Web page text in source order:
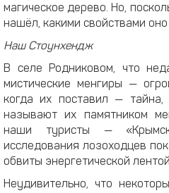
магическое дерево. Но,
нашёл, какими свойствами
Наш Стоунхендж
В селе Родниковом, что
мистические менгиры —
когда их поставил — тайна,
называют их памятником
наши туристы —
исследования лозоходцев
обвиты энергетической
Неудивительно, что